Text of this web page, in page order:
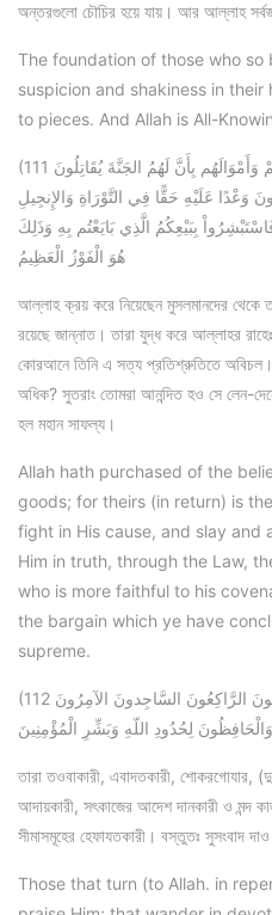
অন্তরগুলো চৌচির হয়ে যায়। আর আল্লাহ
The foundation of those who so
suspicion and shakiness in
to pieces. And Allah is All-
(111 إِنَّ اللّهَ اشْتَرَى مِنَ الْمُؤْمِنِينَ أَنفُسَهُمْ وَأَمْوَالَهُم بِأَنَّ لَهُمُ الجَنَّةَ يُقَاتِلُونَ
وَعْدًا عَلَيْهِ حَقًّا فِي التَّوْرَاةِ وَالإِنجِيلِ
بِبَيْعِكُمُ الَّذِي بَايَعْتُم بِهِ وَذَلِكَ
هُوَ الْفَوْزُ الْعَظِيمُ
আল্লাহ ক্রয় করে নিয়েছেন মুসলমানদের থেকে
রয়েছে জান্নাত। তারা যুদ্ধ করে আল্লাহর
কোরআনে তিনি এ সত্য প্রতিশ্রুতিতে
অধিক? সুতরাং তোমরা আনন্দিত হও সে লেন-
হল মহান সাফল্য।
Allah hath purchased of the
goods; for theirs (in return) is
fight in His cause, and slay and
Him in truth, through the Law,
who is more faithful to his
the bargain which ye have
supreme.
(112 التَّائِبُونَ الْعَابِدُونَ الْحَامِدُونَ السَّائِحُونَ الرَّاكِعُونَ السَّاجِدونَ الآمِرُونَ
لِحُدُودِ اللّهِ وَبَشِّرِ الْمُؤْمِنِينَ
তারা তওবাকারী, এবাদতকারী, শোকরগোযার,
আদায়কারী, সৎকাজের আদেশ দানকারী ও মন্দ
সীমাসমূহের হেফাযতকারী। বস্তুতঃ সুসংবাদ
Those that turn (to Allah. in